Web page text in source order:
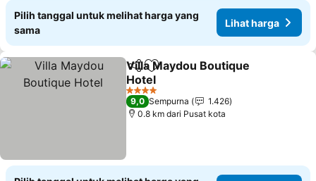
Pilih tanggal untuk melihat harga yang
sama
Lihat harga
BagikanTambahkan ke favorit
Villa Maydou Boutique
Hotel
Lihat harga
4 Bintang
9,0 Sempurna
1.426
0.8 km dari Pusat kota